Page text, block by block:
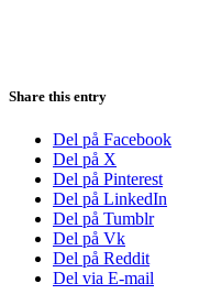
Share this entry
Del på Facebook
Del på X
Del på Pinterest
Del på LinkedIn
Del på Tumblr
Del på Vk
Del på Reddit
Del via E-mail